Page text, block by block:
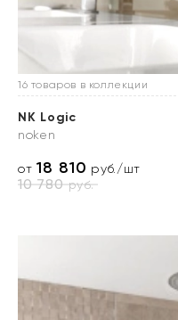
16 товаров в коллекции
NK Logic
noken
от18 810 руб./шт
10 780руб.